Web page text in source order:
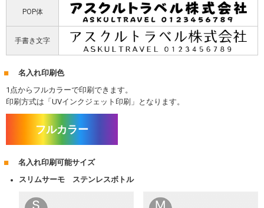
POP体
手書き文字
名入れ印刷色
1点からフルカラーで印刷できます。
印刷方式は「UVインクジェット印刷」となります。
フルカラー
名入れ印刷可能サイズ
スリムサーモ ステンレスボトル